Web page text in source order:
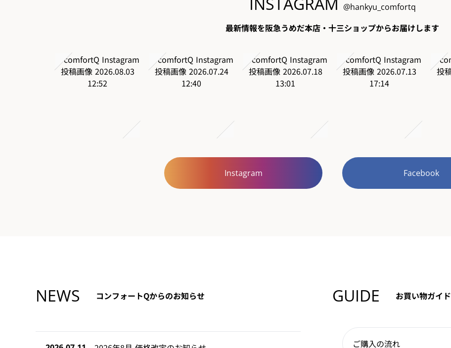
@hankyu_comfortq
最新情報を阪急うめだ本店・十三ショップからお届けします
Instagram Facebook
NEWS コンフォートQからのお知らせ GUIDE お買い物ガイド
ご購入の流れ